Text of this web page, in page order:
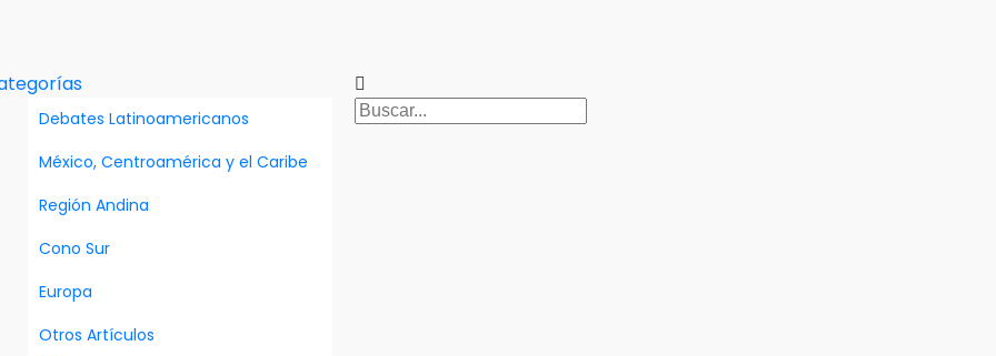
Debates Latinoamericanos
México, Centroamérica y el Caribe
Región Andina
Cono Sur
Europa
Otros Artículos